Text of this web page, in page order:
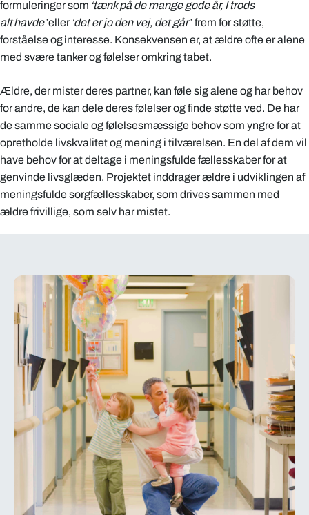
formuleringer som ‘tænk på de mange gode år, I trods
alt havde’eller ‘det er jo den vej, det går’frem for støtte,
forståelse og interesse. Konsekvensen er, at ældre ofte er alene
med svære tanker og følelser omkring tabet.
Ældre, der mister deres partner, kan føle sig alene og har behov
for andre, de kan dele deres følelser og finde støtte ved. De har
de samme sociale og følelsesmæssige behov som yngre for at
opretholde livskvalitet og mening i tilværelsen. En del af dem vil
have behov for at deltage i meningsfulde fællesskaber for at
genvinde livsglæden. Projektet inddrager ældre i udviklingen af
meningsfulde sorgfællesskaber, som drives sammen med
ældre frivillige, som selv har mistet.